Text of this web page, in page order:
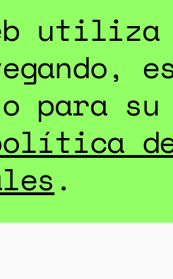
utiliza
para su
.